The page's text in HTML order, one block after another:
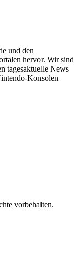
und den
hervor. Wir sind
tagesaktuelle News
Konsolen
vorbehalten.